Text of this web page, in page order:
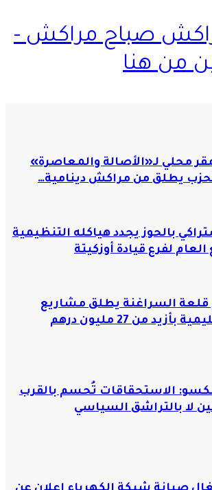
صباح مراكش -
من هنا
محلي لـ«الأصالة والمعاصرة»
يطلق من مراكش دينامية…
بالحوز يجدد هياكله التنظيمية
لفرع قيادة أوزكيتة
قلعة السراغنة يطلق مشاريع
تنموية وتعليمية بأزيد من 27 مليون درهم
الاستحقاقات تُحسم بالقرب
لا بالتراشق السياسي